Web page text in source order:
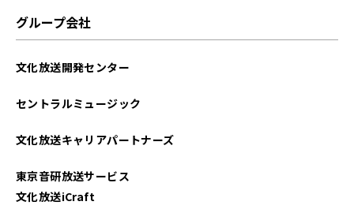
グループ会社
文化放送開発センター
セントラルミュージック
文化放送キャリアパートナーズ
東京音研放送サービス
文化放送iCraft